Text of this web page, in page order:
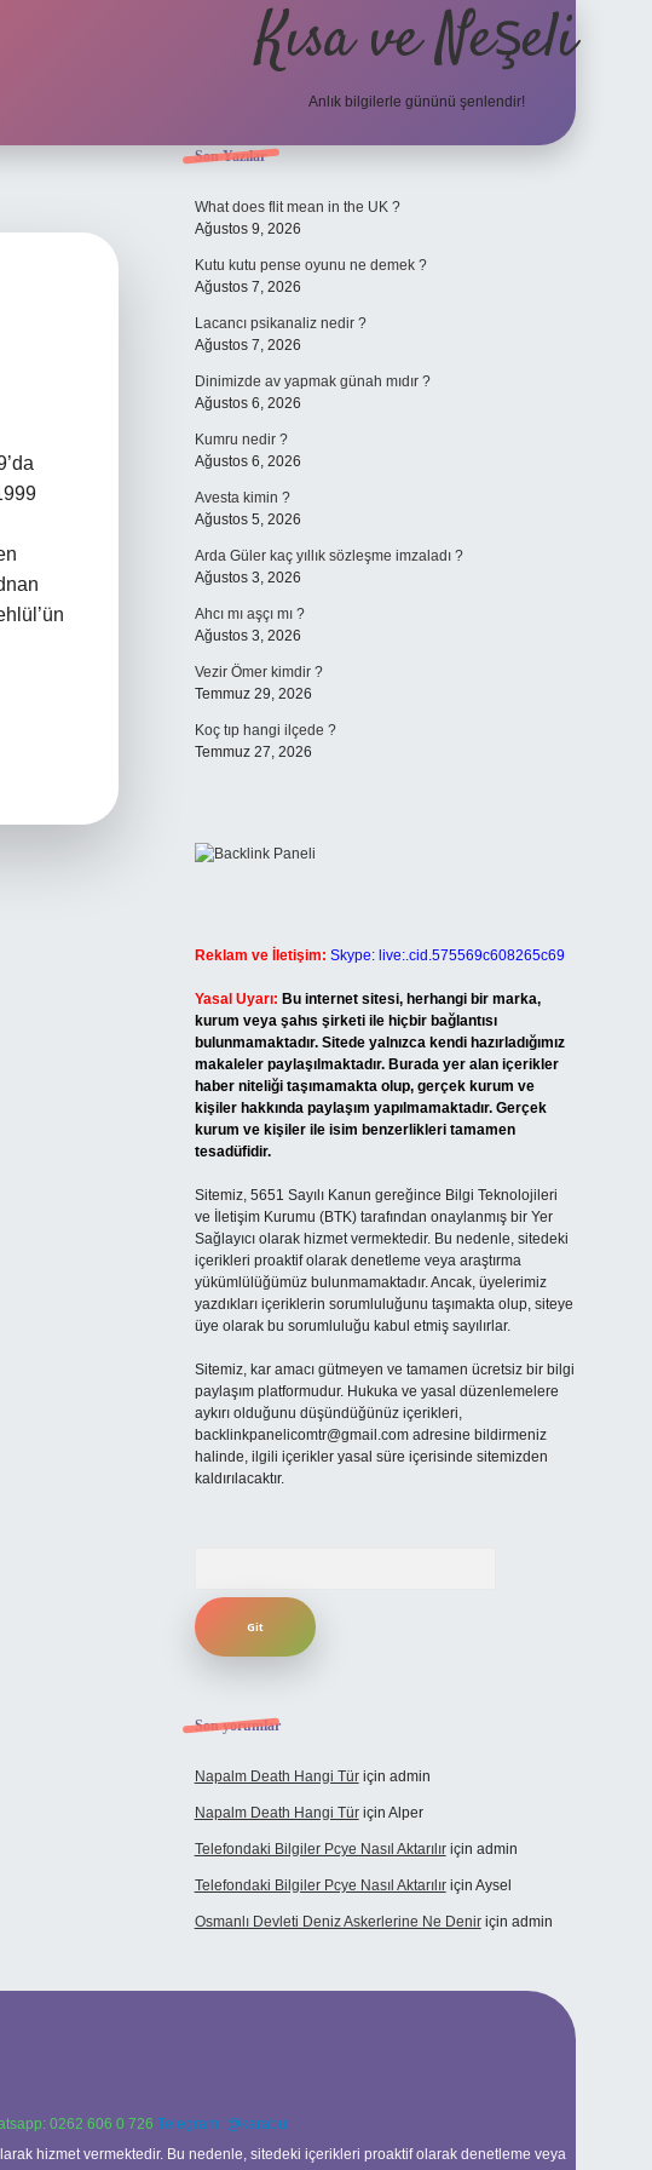
Kısa ve Neşeli
Anlık bilgilerle gününü şenlendir!
Sidebar
Son Yazılar
What does flit mean in the UK ?
Ağustos 9, 2026
Kutu kutu pense oyunu ne demek ?
Ağustos 7, 2026
Lacancı psikanaliz nedir ?
Ağustos 7, 2026
Dinimizde av yapmak günah mıdır ?
Ağustos 6, 2026
Kumru nedir ?
Ağustos 6, 2026
Avesta kimin ?
Ağustos 5, 2026
Arda Güler kaç yıllık sözleşme imzaladı ?
Ağustos 3, 2026
Ahcı mı aşçı mı ?
Ağustos 3, 2026
Vezir Ömer kimdir ?
Temmuz 29, 2026
Koç tıp hangi ilçede ?
Temmuz 27, 2026
Reklam ve İletişim: Skype: live:.cid.575569c608265c69
Yasal Uyarı: Bu internet sitesi, herhangi bir marka,
kurum veya şahıs şirketi ile hiçbir bağlantısı
bulunmamaktadır. Sitede yalnızca kendi hazırladığımız
makaleler paylaşılmaktadır. Burada yer alan içerikler
haber niteliği taşımamakta olup, gerçek kurum ve
kişiler hakkında paylaşım yapılmamaktadır. Gerçek
kurum ve kişiler ile isim benzerlikleri tamamen
tesadüfidir.
Sitemiz, 5651 Sayılı Kanun gereğince Bilgi Teknolojileri
ve İletişim Kurumu (BTK) tarafından onaylanmış bir Yer
Sağlayıcı olarak hizmet vermektedir. Bu nedenle, sitedeki
içerikleri proaktif olarak denetleme veya araştırma
yükümlülüğümüz bulunmamaktadır. Ancak, üyelerimiz
yazdıkları içeriklerin sorumluluğunu taşımakta olup, siteye
üye olarak bu sorumluluğu kabul etmiş sayılırlar.
Sitemiz, kar amacı gütmeyen ve tamamen ücretsiz bir bilgi
paylaşım platformudur. Hukuka ve yasal düzenlemelere
aykırı olduğunu düşündüğünüz içerikleri,
backlinkpanelicomtr@gmail.comadresine bildirmeniz
halinde, ilgili içerikler yasal süre içerisinde sitemizden
kaldırılacaktır.
Son yorumlar
Napalm Death Hangi Türiçin admin
Napalm Death Hangi Türiçin Alper
Telefondaki Bilgiler Pcye Nasıl Aktarılıriçin admin
Telefondaki Bilgiler Pcye Nasıl Aktarılıriçin Aysel
Osmanlı Devleti Deniz Askerlerine Ne Deniriçin admin
0262 606 0 726 Telegram: @karabul
hizmet vermektedir. Bu nedenle, sitedeki içerikleri proaktif olarak denetleme veya